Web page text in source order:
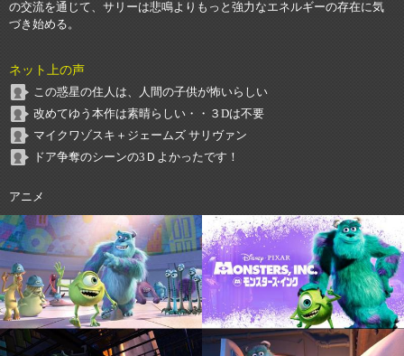
の交流を通じて、サリーは悲鳴よりもっと強力なエネルギーの存在に気
づき始める。
ネット上の声
この惑星の住人は、人間の子供が怖いらしい
改めてゆう本作は素晴らしい・・３Dは不要
マイクワゾスキ＋ジェームズ サリヴァン
ドア争奪のシーンの3Ｄよかったです！
アニメ